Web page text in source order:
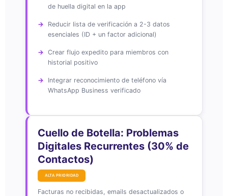
de huella digital en la app
Reducir lista de verificación a 2-3 datos
esenciales (ID + un factor adicional)
Crear flujo expedito para miembros con
historial positivo
Integrar reconocimiento de teléfono vía
WhatsApp Business verificado
Cuello de Botella: Problemas
Digitales Recurrentes (30% de
Contactos)
ALTA PRIORIDAD
Facturas no recibidas, emails desactualizados o